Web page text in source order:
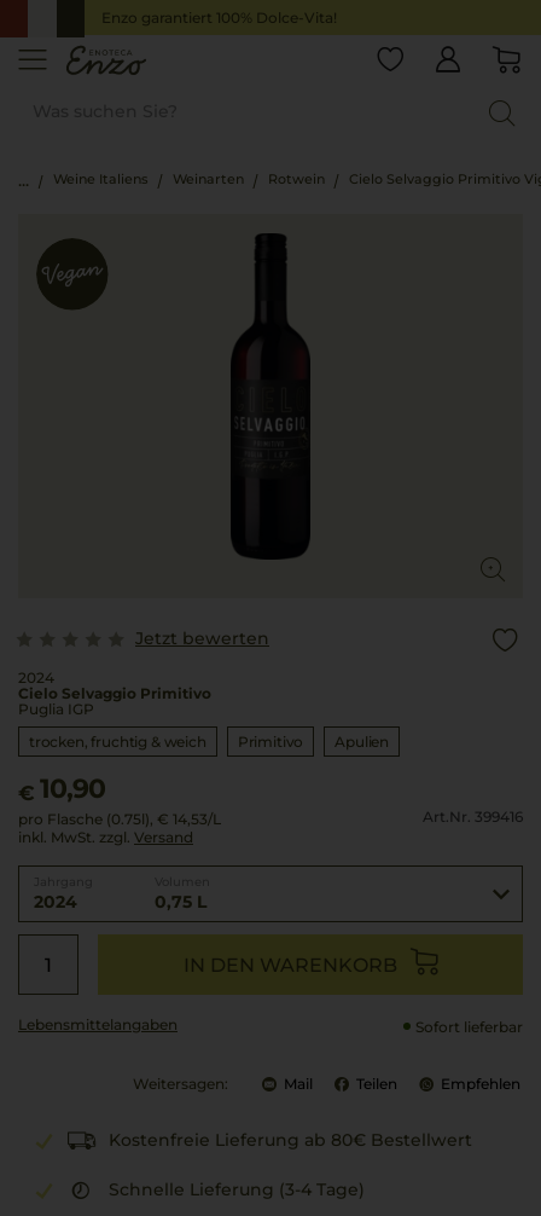
Enzo garantiert 100% Dolce-Vita!
Weine Italiens Weinarten Rotwein Cielo Selvaggio Primitivo
Jetzt bewerten
2024
Cielo Selvaggio Primitivo
Puglia IGP
trocken, fruchtig & weich
Primitivo Apulien
€ 10,90
pro Flasche (0.75l), € 14,53/L
inkl. MwSt. zzgl. Versand
Art.Nr. 399416
2024 0,75 L
IN DEN WARENKORB
Lebensmittel­angaben Sofort lieferbar
Weitersagen: Mail Teilen Empfehlen
Kostenfreie Lieferung ab 80€ Bestellwert
Schnelle Lieferung (3-4 Tage)